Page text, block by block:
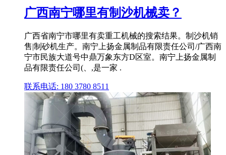
广西南宁哪里有制沙机械卖？
广西省南宁市哪里有卖重工机械的搜索结果。制沙机销
售|制砂机生产。南宁上扬金属制品有限责任公司/广西南
宁市民族大道号中鼎万象东方D区室。南宁上扬金属制
品有限责任公司(、,是一家 .
联系电话: 180 3780 8511